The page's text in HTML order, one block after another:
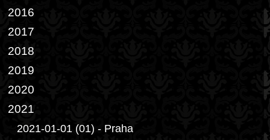
2016
2017
2018
2019
2020
2021
2021-01-01 (01) - Praha